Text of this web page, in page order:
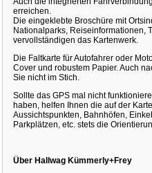
erreichen.
Die eingeklebte Broschüre mit
Nationalparks, Reiseinformationen,
vervollständigen das Kartenwerk.
Die Faltkarte für Autofahrer oder
Cover und robustem Papier. Auch
Sie nicht im Stich.
Sollte das GPS mal nicht
haben, helfen Ihnen die auf der
Aussichtspunkten, Bahnhöfen,
Parkplätzen, etc. stets die
Über Hallwag Kümmerly+Frey